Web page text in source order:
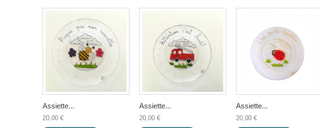
Assiette...
20,00 €
Assiette...
20,00 €
Assiette...
20,00 €